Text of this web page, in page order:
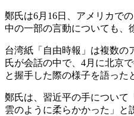
鄭氏は6月16日、アメリカで
中の一部の言動についても、
台湾紙「自由時報」は複数の
氏が会話の中で、4月に北京
と握手した際の様子を語った
鄭氏は、習近平の手について
雲のように柔らかかった」と